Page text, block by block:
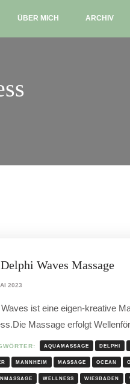
ÜBER MICH ARCHIV
Waves Massage
2023
ist eine eigen-kreative
Massage erfolgt
AQUAMASSAGE DELPHI
MANNHEIM MASSAGE OCEAN
WELLNESS WIESBADEN